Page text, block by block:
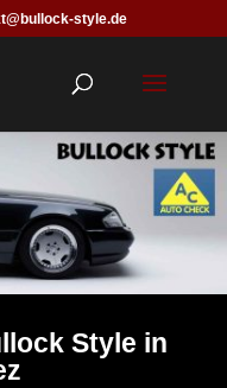
style.de
Style in